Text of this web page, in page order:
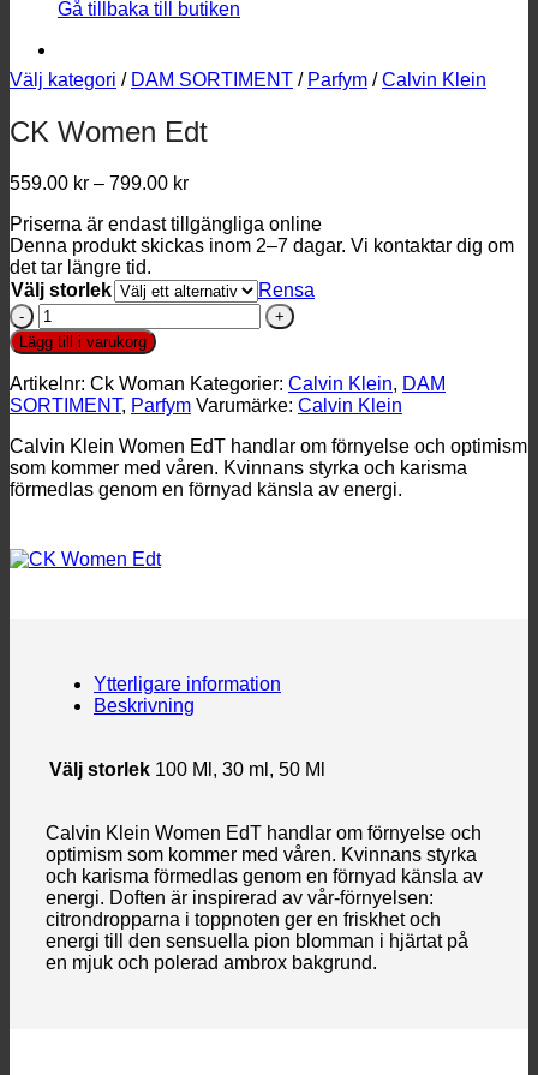
Gå tillbaka till butiken
Välj kategori / DAM SORTIMENT / Parfym / Calvin Klein
CK Women Edt
559.00 kr – 799.00 krPrisintervall:
till
799.00 kr
Priserna är endast tillgängliga online
Denna produkt skickas inom 2–7 dagar. Vi kontaktar dig om
det tar längre tid.
Välj storlek
Rensa
CK
Women
Edt
mängd
Lägg till i varukorg
Artikelnr: Ck Woman Kategorier: Calvin Klein, DAM
SORTIMENT, Parfym Varumärke: Calvin Klein
Calvin Klein Women EdT handlar om förnyelse och optimism
som kommer med våren. Kvinnans styrka och karisma
förmedlas genom en förnyad känsla av energi.
Ytterligare information
Beskrivning
Välj storlek 100 Ml, 30 ml, 50 Ml
Calvin Klein Women EdT handlar om förnyelse och
optimism som kommer med våren. Kvinnans styrka
och karisma förmedlas genom en förnyad känsla av
energi. Doften är inspirerad av vår-förnyelsen:
citrondropparna i toppnoten ger en friskhet och
energi till den sensuella pion blomman i hjärtat på
en mjuk och polerad ambrox bakgrund.